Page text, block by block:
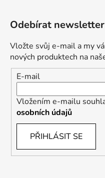
Odebírat newsletter
Vložte svůj e-mail a my
nových produktech na
E-mail
Vložením e-mailu
osobních údajů
PŘIHLÁSIT SE